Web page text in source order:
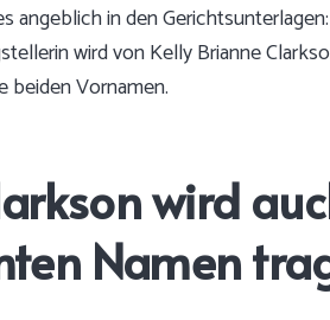
angeblich in den
wird von Kelly Brianne
beiden Vornamen.
wird
Namen